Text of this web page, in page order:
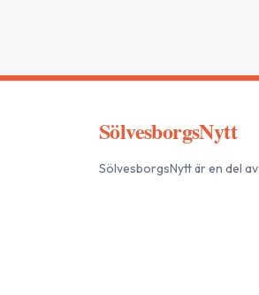
SölvesborgsNytt
SölvesborgsNyttär en del av